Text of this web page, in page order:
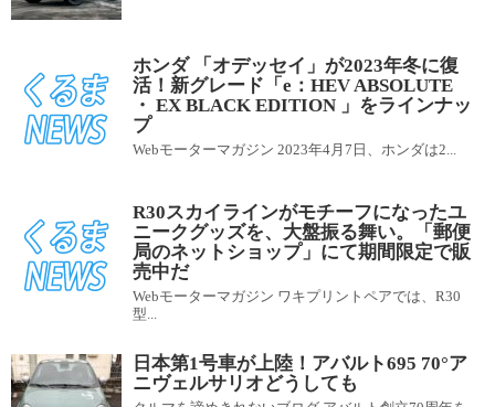
ホンダ 「オデッセイ」が2023年冬に復
活！新グレード「e：HEV ABSOLUTE
・ EX BLACK EDITION 」をラインナッ
プ
Webモーターマガジン 2023年4月7日、ホンダは2...
R30スカイラインがモチーフになったユ
ニークグッズを、大盤振る舞い。「郵便
局のネットショップ」にて期間限定で販
売中だ
Webモーターマガジン ワキプリントペアでは、R30
型...
日本第1号車が上陸！アバルト695 70°ア
ニヴェルサリオどうしても